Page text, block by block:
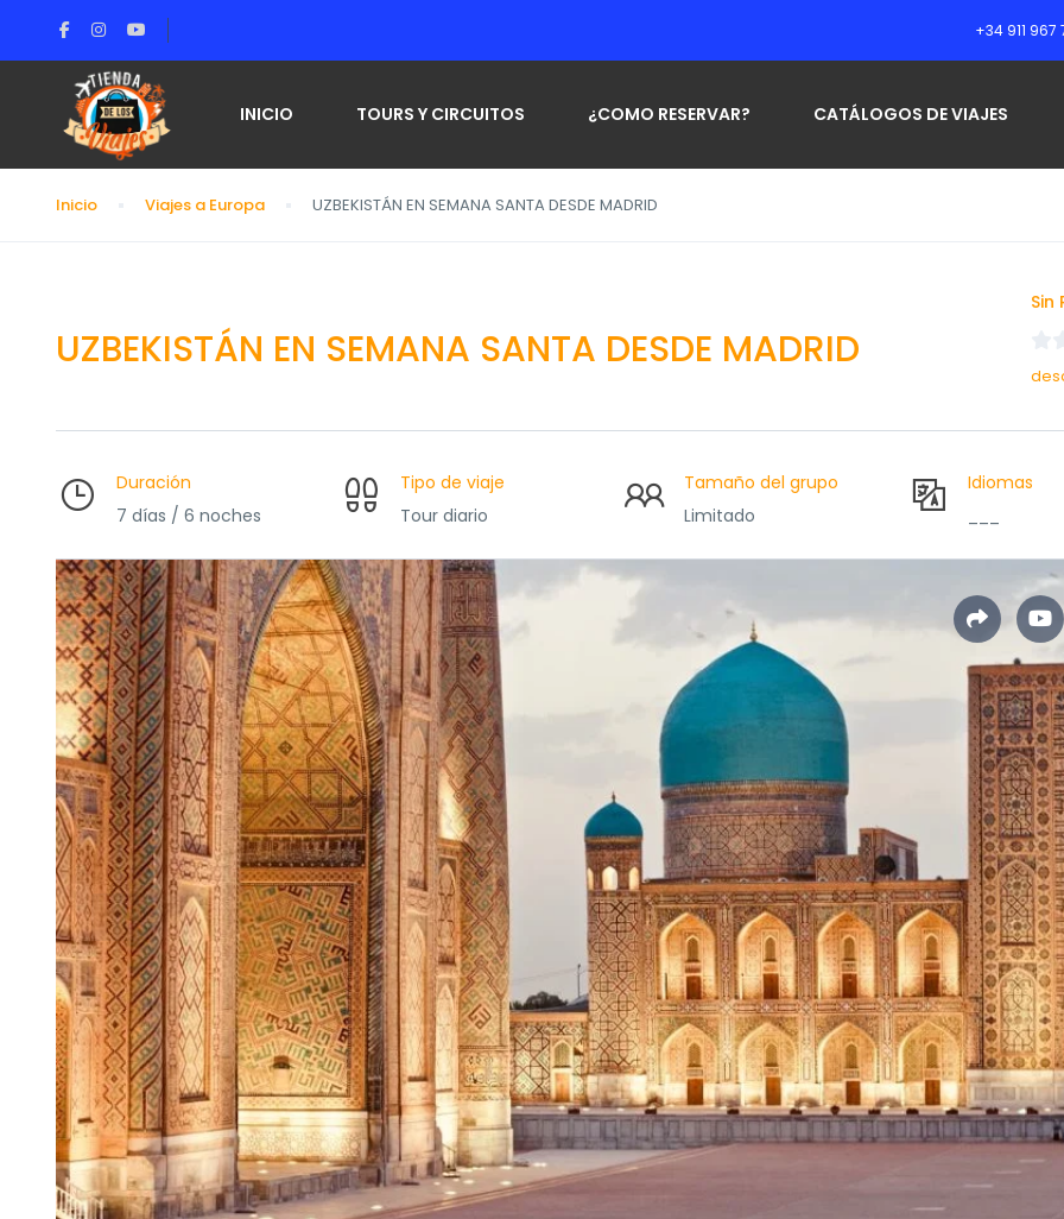
+34 911 967
INICIO TOURS Y CIRCUITOS ¿COMO RESERVAR? CATÁLOGOS DE VIAJES
Inicio Viajes a Europa UZBEKISTÁN EN SEMANA SANTA DESDE MADRID
UZBEKISTÁN EN SEMANA SANTA DESDE MADRID
Sin
Duración
7 días / 6 noches
Tipo de viaje
Tour diario
Tamaño del grupo
Limitado
Idiomas